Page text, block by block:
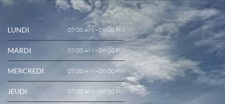
LUNDI 09:00 AM – 06:00 PM
MARDI 09:00 AM – 06:00 PM
MERCREDI 09:00 AM – 06:00 PM
JEUDI 09:00 AM – 06:00 PM